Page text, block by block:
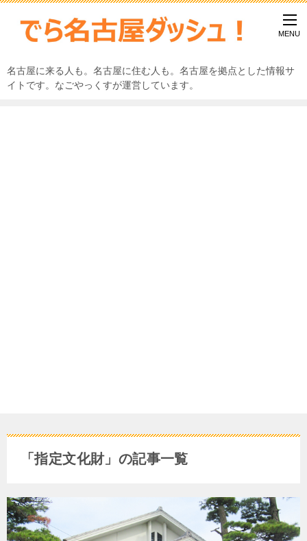
名古屋に来る人も。名古屋に住む人も。名古屋を拠点とした情報サ
イトです。なごやっくすが運営しています。
「指定文化財」の記事一覧